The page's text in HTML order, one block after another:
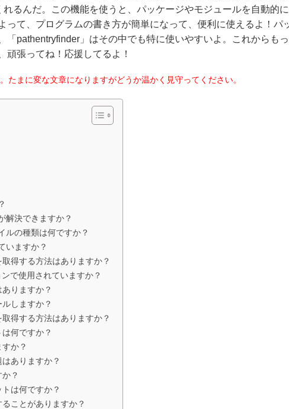
るんだ。この機能を使うと、パッケージやモジュールを自動的に
って、プログラムの書き方が簡単になって、便利に使えるよ！パ
「pathentryfinder」はその中でも特に使いやすいよ。これからもっ
頑張ってね！応援してるよ！
たまに変な文章になりますがどうか温かく見守ってください。
解決できますか？
ルの種類は何ですか？
いますか？
得する方法はありますか？
で使用されていますか？
りますか？
しますか？
得する方法はありますか？
何ですか？
か？
ありますか？
？
は何ですか？
ことがありますか？